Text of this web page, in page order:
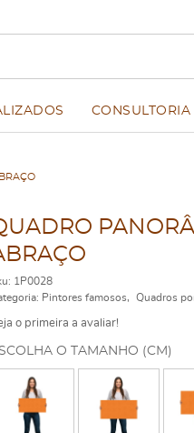
1P0028
Pintores famosos Quadros
o primeira a avaliar!
O TAMANHO (CM)